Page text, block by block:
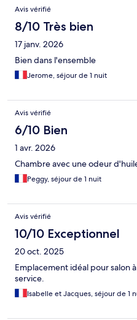
Avis vérifié
8/10 Très bien
17 janv. 2026
Bien dans l'ensemble
Jerome, séjour de 1 nuit
Avis vérifié
6/10 Bien
1 avr. 2026
Chambre avec une odeur
Peggy, séjour de 1 nuit
Avis vérifié
10/10 Exceptionnel
20 oct. 2025
Emplacement idéal pour salon
service.
Isabelle et Jacques, séjour de 1